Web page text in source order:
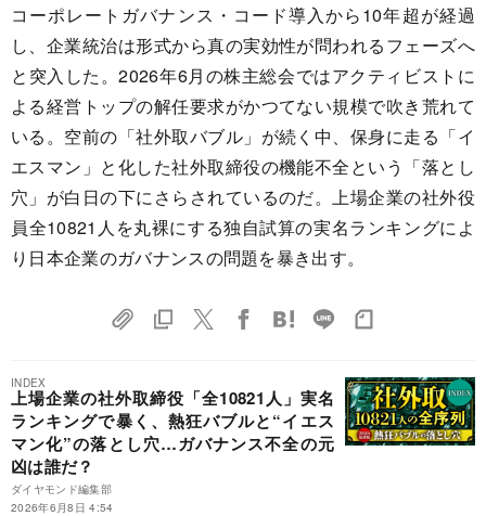
コーポレートガバナンス・コード導入から10年超が経過
し、企業統治は形式から真の実効性が問われるフェーズへ
と突入した。2026年6月の株主総会ではアクティビストに
よる経営トップの解任要求がかつてない規模で吹き荒れて
いる。空前の「社外取バブル」が続く中、保身に走る「イ
エスマン」と化した社外取締役の機能不全という「落とし
穴」が白日の下にさらされているのだ。上場企業の社外役
員全10821人を丸裸にする独自試算の実名ランキングによ
り日本企業のガバナンスの問題を暴き出す。
INDEX
上場企業の社外取締役「全10821人」実名
ランキングで暴く、熱狂バブルと“イエス
マン化”の落とし穴…ガバナンス不全の元
凶は誰だ？
ダイヤモンド編集部
2026年6月8日 4:54